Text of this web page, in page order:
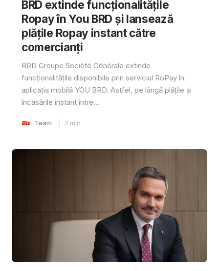
BRD extinde funcționalitățile
Ropay în You BRD și lansează
plățile Ropay instant către
comercianți
BRD Groupe Société Générale extinde
funcționalitățile disponibile prin serviciul RoPay în
aplicația mobilă YOU BRD. Astfel, pe lângă plățile și
încasările instant între...
Team 2 min